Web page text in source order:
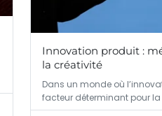
Innovation produit :
la créativité
Dans un monde où
facteur déterminant pour